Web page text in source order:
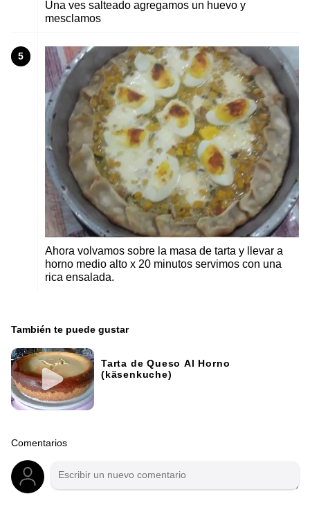
Una ves salteado agregamos un huevo y
mesclamos
5
Ahora volvamos sobre la masa de tarta y llevar a
horno medio alto x 20 minutos servimos con una
rica ensalada.
También te puede gustar
Tarta de Queso Al Horno
(käsenkuche)
Comentarios